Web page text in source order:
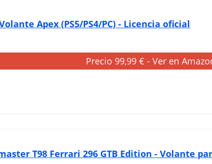
Apex (PS5/PS4/PC) - Licencia oficial
Precio 99,99 € - Ver en
T98 Ferrari 296 GTB Edition - Volante